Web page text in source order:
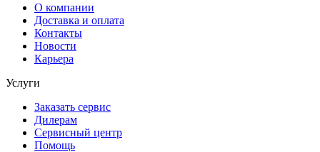
О компании
Доставка и оплата
Контакты
Новости
Карьера
Услуги
Заказать сервис
Дилерам
Сервисный центр
Помощь